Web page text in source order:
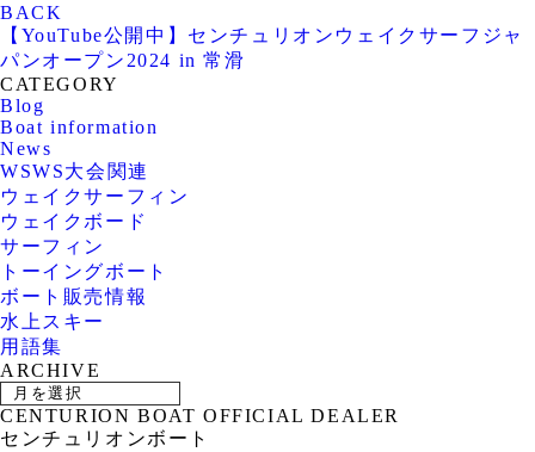
BACK
【YouTube公開中】センチュリオンウェイクサーフジャ
パンオープン2024 in 常滑
CATEGORY
Blog
Boat information
News
WSWS大会関連
ウェイクサーフィン
ウェイクボード
サーフィン
トーイングボート
ボート販売情報
水上スキー
用語集
ARCHIVE
CENTURION BOAT OFFICIAL DEALER
センチュリオンボート